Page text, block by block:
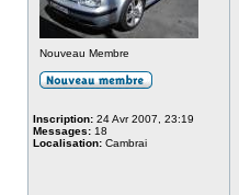
Nouveau Membre
Inscription: 24 Avr 2007, 23:19
Messages: 18
Localisation: Cambrai